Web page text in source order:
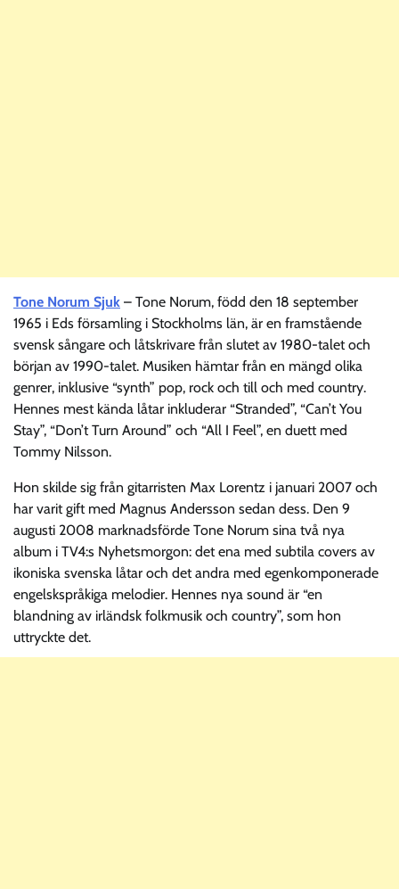
Tone Norum Sjuk – Tone Norum, född den 18 september
1965 i Eds församling i Stockholms län, är en framstående
svensk sångare och låtskrivare från slutet av 1980-talet och
början av 1990-talet. Musiken hämtar från en mängd olika
genrer, inklusive “synth” pop, rock och till och med country.
Hennes mest kända låtar inkluderar “Stranded”, “Can’t You
Stay”, “Don’t Turn Around” och “All I Feel”, en duett med
Tommy Nilsson.
Hon skilde sig från gitarristen Max Lorentz i januari 2007 och
har varit gift med Magnus Andersson sedan dess. Den 9
augusti 2008 marknadsförde Tone Norum sina två nya
album i TV4:s Nyhetsmorgon: det ena med subtila covers av
ikoniska svenska låtar och det andra med egenkomponerade
engelskspråkiga melodier. Hennes nya sound är “en
blandning av irländsk folkmusik och country”, som hon
uttryckte det.